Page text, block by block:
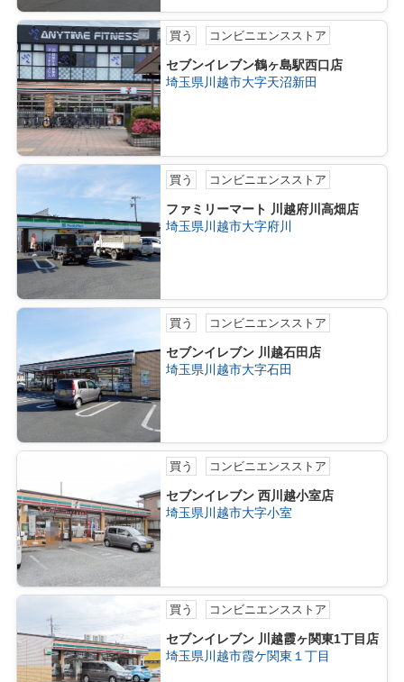
買う コンビニエンスストア
セブンイレブン鶴ヶ島駅西口店
埼玉県川越市大字天沼新田
買う コンビニエンスストア
ファミリーマート 川越府川高畑店
埼玉県川越市大字府川
買う コンビニエンスストア
セブンイレブン 川越石田店
埼玉県川越市大字石田
買う コンビニエンスストア
セブンイレブン 西川越小室店
埼玉県川越市大字小室
買う コンビニエンスストア
セブンイレブン 川越霞ヶ関東1丁目店
埼玉県川越市霞ケ関東１丁目